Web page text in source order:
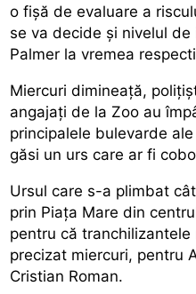
o fișă de evaluare a
se va decide și nivelul
Palmer la vremea
Miercuri dimineață,
angajați de la Zoo au
principalele bulevarde
găsi un urs care ar fi
Ursul care s-a plimbat
prin Piața Mare din
pentru că
precizat miercuri, pentru
Cristian Roman.